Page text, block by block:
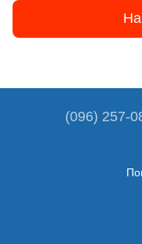
(096) 257-